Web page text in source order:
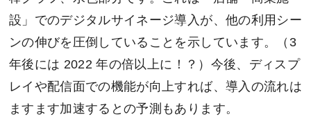
設」でのデジタルサイネージ導入が、他の利用シー
ンの伸びを圧倒していることを示しています。（3
年後には 2022 年の倍以上に！？）今後、ディスプ
レイや配信面での機能が向上すれば、導入の流れは
ますます加速するとの予測もあります。